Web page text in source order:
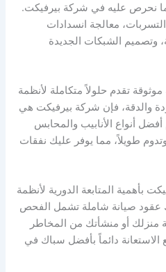
ما نحرص عليه في شركة بيرفيكت.
معالجة انسدادات
وتصميم الشبكات الجديدة
تقدم حلولاً متكاملة لأنظمة
والدقة، فإن شركة بيرفيكت هي
أنواع الأنابيب والمحابس
طويلاً، مما يوفر عليك نفقات
بأهمية المتابعة الدورية لأنظمة
عقود صيانة شاملة تشمل الفحص
منزلك أو منشأتك من المخاطر
الاستعانة دائماً بأفضل سباك في